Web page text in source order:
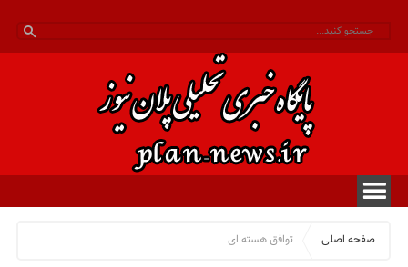
صفحه اصلی توافق هسته ای